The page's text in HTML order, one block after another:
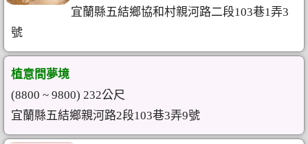
宜蘭縣五結鄉協和村親河路二段103巷1弄3
號
植意間夢境
(8800 ~ 9800) 232公尺
宜蘭縣五結鄉親河路2段103巷3弄9號